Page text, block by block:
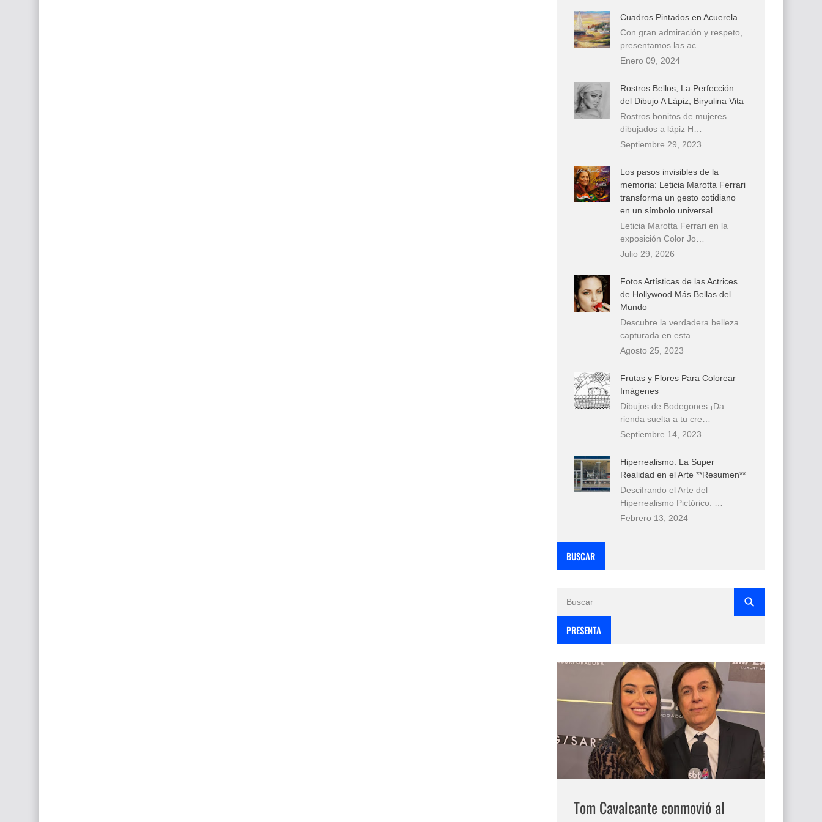
Cuadros Pintados en Acuerela
Con gran admiración y respeto,
presentamos las ac…
Enero 09, 2024
Rostros Bellos, La Perfección
del Dibujo A Lápiz, Biryulina Vita
Rostros bonitos de mujeres
dibujados a lápiz H…
Septiembre 29, 2023
Los pasos invisibles de la
memoria: Leticia Marotta Ferrari
transforma un gesto cotidiano
en un símbolo universal
Leticia Marotta Ferrari en la
exposición Color Jo…
Julio 29, 2026
Fotos Artísticas de las Actrices
de Hollywood Más Bellas del
Mundo
Descubre la verdadera belleza
capturada en esta…
Agosto 25, 2023
Frutas y Flores Para Colorear
Imágenes
Dibujos de Bodegones ¡Da
rienda suelta a tu cre…
Septiembre 14, 2023
Hiperrealismo: La Super
Realidad en el Arte **Resumen**
Descifrando el Arte del
Hiperrealismo Pictórico: …
Febrero 13, 2024
BUSCAR
PRESENTA
Tom Cavalcante conmovió al